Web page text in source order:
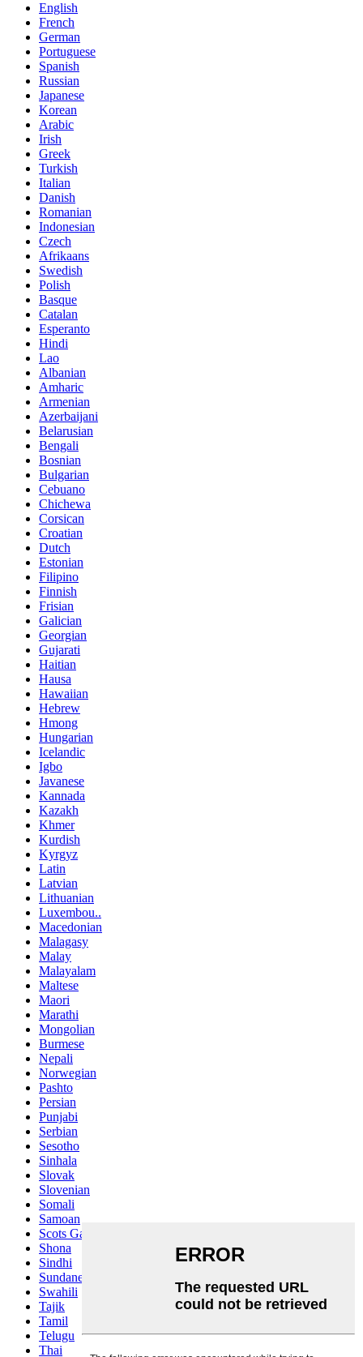
English
French
German
Portuguese
Spanish
Russian
Japanese
Korean
Arabic
Irish
Greek
Turkish
Italian
Danish
Romanian
Indonesian
Czech
Afrikaans
Swedish
Polish
Basque
Catalan
Esperanto
Hindi
Lao
Albanian
Amharic
Armenian
Azerbaijani
Belarusian
Bengali
Bosnian
Bulgarian
Cebuano
Chichewa
Corsican
Croatian
Dutch
Estonian
Filipino
Finnish
Frisian
Galician
Georgian
Gujarati
Haitian
Hausa
Hawaiian
Hebrew
Hmong
Hungarian
Icelandic
Igbo
Javanese
Kannada
Kazakh
Khmer
Kurdish
Kyrgyz
Latin
Latvian
Lithuanian
Luxembou..
Macedonian
Malagasy
Malay
Malayalam
Maltese
Maori
Marathi
Mongolian
Burmese
Nepali
Norwegian
Pashto
Persian
Punjabi
Serbian
Sesotho
Sinhala
Slovak
Slovenian
Somali
Samoan
Scots Gaelic
Shona
Sindhi
Sundanese
Swahili
Tajik
Tamil
Telugu
Thai